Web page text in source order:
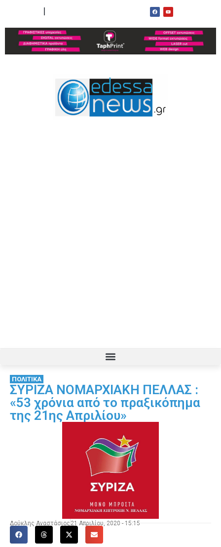
ΠΟΛΙΤΙΚΑ
ΣΥΡΙΖΑ ΝΟΜΑΡΧΙΑΚΗ ΠΕΛΛΑΣ :
«53 χρόνια από το πραξικόπημα
της 21ης Απριλίου»
Δούκλης Αναστάσιος 21 Απριλίου, 2020 - 15:15